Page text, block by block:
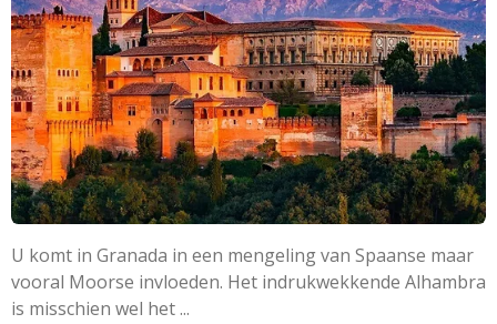
U komt in Granada in een mengeling van Spaanse maar
vooral Moorse invloeden. Het indrukwekkende Alhambra
is misschien wel het ...